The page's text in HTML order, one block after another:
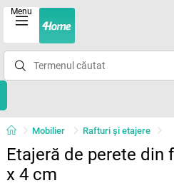
Menu
Mobilier Rafturi şi etajere
Etajeră de perete din
x 4 cm